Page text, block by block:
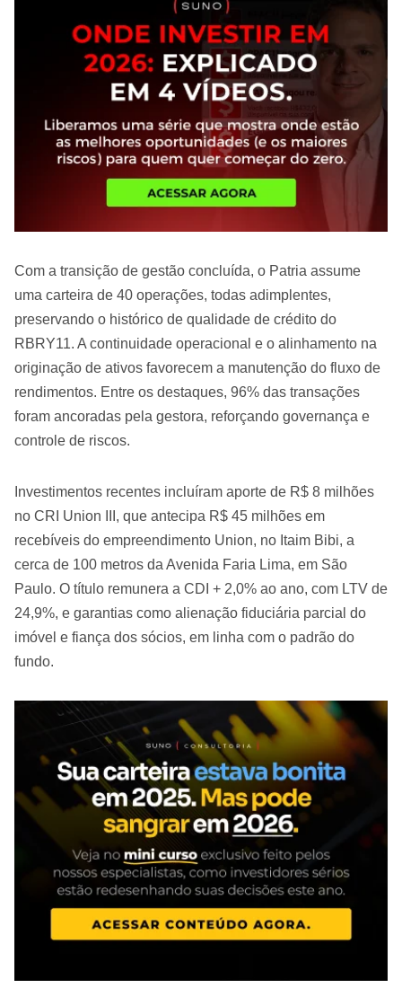
Com a transição de gestão concluída, o Patria assume
uma carteira de 40 operações, todas adimplentes,
preservando o histórico de qualidade de crédito do
RBRY11. A continuidade operacional e o alinhamento na
originação de ativos favorecem a manutenção do fluxo de
rendimentos. Entre os destaques, 96% das transações
foram ancoradas pela gestora, reforçando governança e
controle de riscos.
Investimentos recentes incluíram aporte de R$ 8 milhões
no CRI Union III, que antecipa R$ 45 milhões em
recebíveis do empreendimento Union, no Itaim Bibi, a
cerca de 100 metros da Avenida Faria Lima, em São
Paulo. O título remunera a CDI + 2,0% ao ano, com LTV de
24,9%, e garantias como alienação fiduciária parcial do
imóvel e fiança dos sócios, em linha com o padrão do
fundo.